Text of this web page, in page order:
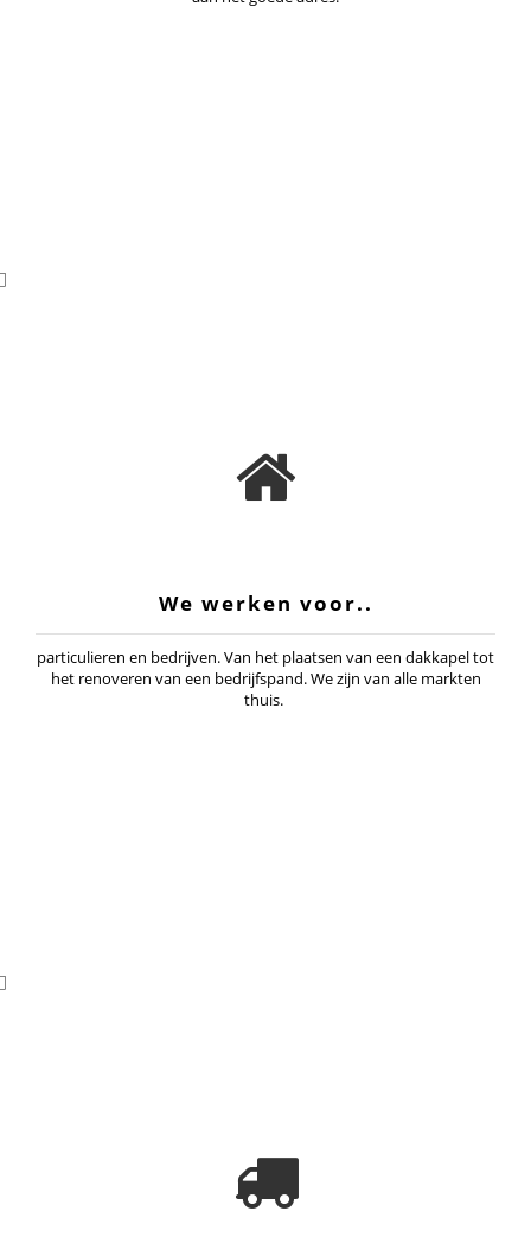
We werken voor..
particulieren en bedrijven. Van het plaatsen van een dakkapel tot
het renoveren van een bedrijfspand. We zijn van alle markten
thuis.